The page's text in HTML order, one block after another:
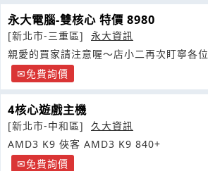
永大電腦-雙核心 特價 8980
[新北市-三重區]
永大資訊
親愛的買家請注意喔～店小二再次盯寧各
品有任何疑問請在
免費詢價
4核心遊戲主機
[新北市-中和區]
久大資訊
AMD3 K9 俠客 AMD3 K9 840+
免費詢價